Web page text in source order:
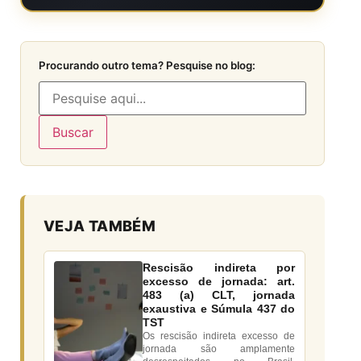
Procurando outro tema? Pesquise no blog:
Buscar
VEJA TAMBÉM
Rescisão indireta por
excesso de jornada: art.
483 (a) CLT, jornada
exaustiva e Súmula 437 do
TST
Os rescisão indireta excesso de
jornada são amplamente